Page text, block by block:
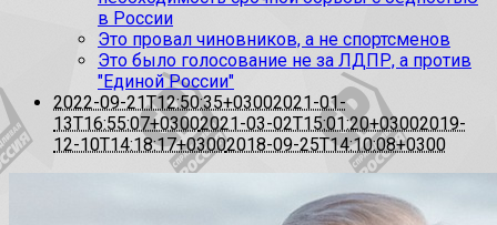
в России
Это провал чиновников, а не спортсменов
Это было голосование не за ЛДПР, а против
"Единой России"
2022-09-21T12:50:35+03002021-01-
13T16:55:07+03002021-03-02T15:01:20+03002019-
12-10T14:18:17+03002018-09-25T14:10:08+0300